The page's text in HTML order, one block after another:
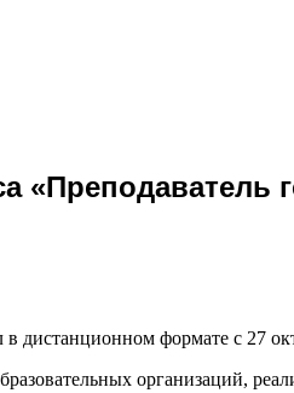
«Преподаватель
дистанционном формате с 27
организаций,